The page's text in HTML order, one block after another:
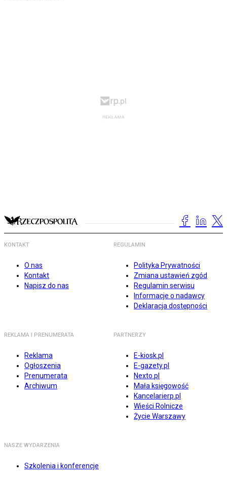
KONTAKT
O nas
Kontakt
Napisz do nas
REGULAMIN
Polityka Prywatności
Zmiana ustawień zgód
Regulamin serwisu
Informacje o nadawcy
Deklaracja dostępności
REKLAMA I PRENUMERATA
Reklama
Ogłoszenia
Prenumerata
Archiwum
PARTNERZY
E-kiosk.pl
E-gazety.pl
Nexto.pl
Mała księgowość
Kancelarierp.pl
Wieści Rolnicze
Życie Warszawy
NASZE WYDARZENIA
Szkolenia i konferencje